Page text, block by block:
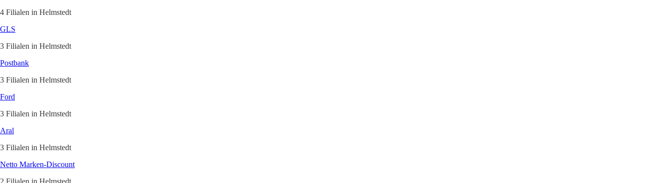
4 Filialen in Helmstedt
GLS
3 Filialen in Helmstedt
Postbank
3 Filialen in Helmstedt
Ford
3 Filialen in Helmstedt
Aral
3 Filialen in Helmstedt
Netto Marken-Discount
2 Filialen in Helmstedt